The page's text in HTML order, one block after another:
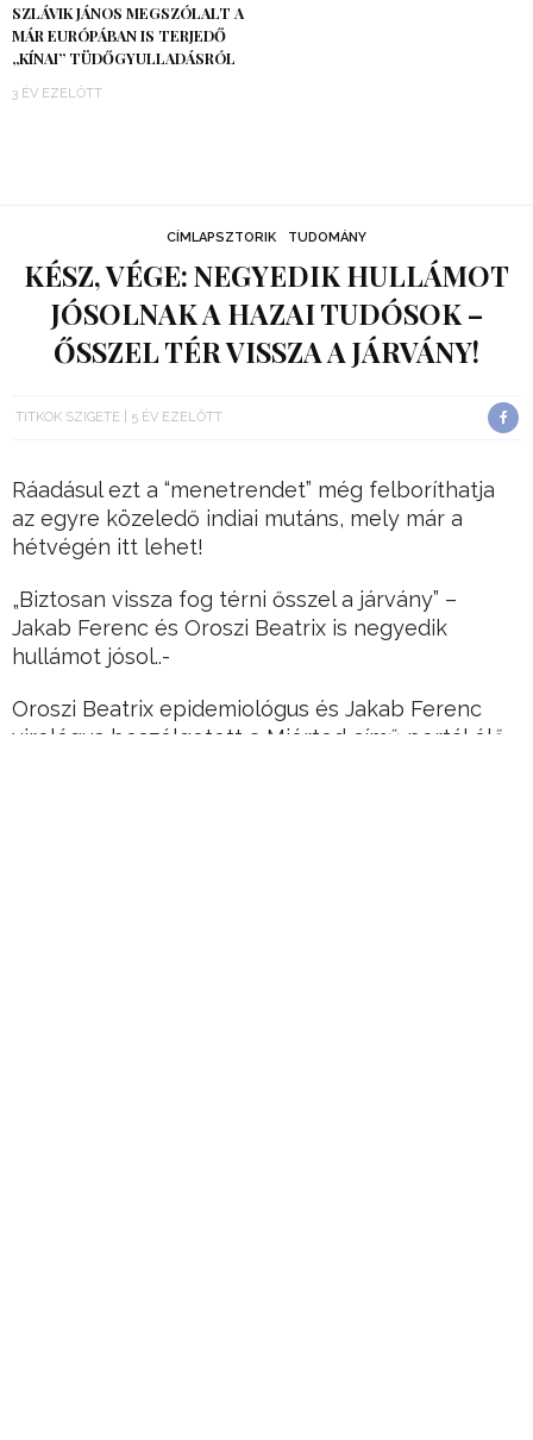
SZLÁVIK JÁNOS MEGSZÓLALT A
MÁR EURÓPÁBAN IS TERJEDŐ
„KÍNAI” TÜDŐGYULLADÁSRÓL
3 ÉV EZELŐTT
CÍMLAPSZTORIK TUDOMÁNY
KÉSZ, VÉGE: NEGYEDIK HULLÁMOT
JÓSOLNAK A HAZAI TUDÓSOK –
ŐSSZEL TÉR VISSZA A JÁRVÁNY!
TITKOK SZIGETE 5 ÉV EZELŐTT
Ráadásul ezt a “menetrendet” még felboríthatja
az egyre közeledő indiai mutáns, mely már a
hétvégén itt lehet!
„Biztosan vissza fog térni ősszel a járvány” –
Jakab Ferenc és Oroszi Beatrix is negyedik
hullámot jósol..-
Oroszi Beatrix epidemiológus és Jakab Ferenc
virológus beszélgetett a Miérted című portál élő